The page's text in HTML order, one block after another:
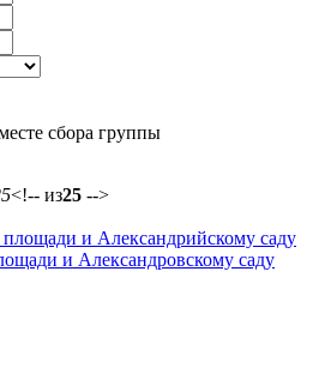
сбора группы
<!-- из25 -->
и Александровскому саду